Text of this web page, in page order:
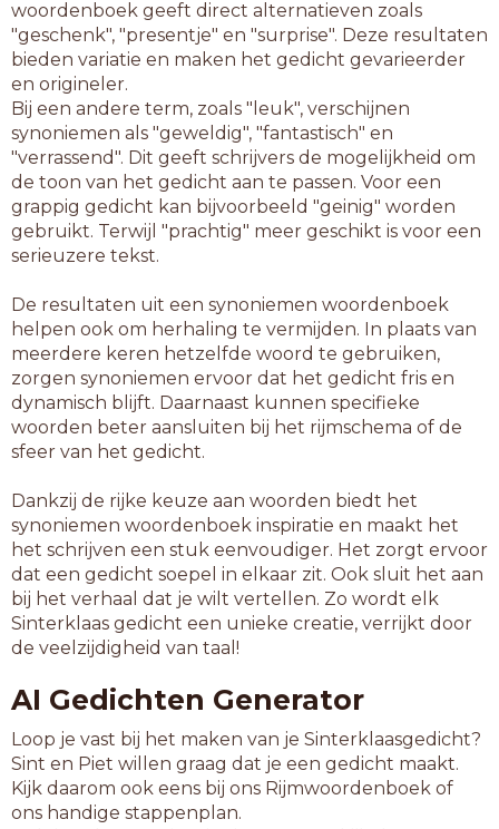
woordenboek geeft direct alternatieven zoals
"geschenk", "presentje" en "surprise". Deze resultaten
bieden variatie en maken het gedicht gevarieerder
en origineler.
Bij een andere term, zoals "leuk", verschijnen
synoniemen als "geweldig", "fantastisch" en
"verrassend". Dit geeft schrijvers de mogelijkheid om
de toon van het gedicht aan te passen. Voor een
grappig gedicht kan bijvoorbeeld "geinig" worden
gebruikt. Terwijl "prachtig" meer geschikt is voor een
serieuzere tekst.
De resultaten uit een synoniemen woordenboek
helpen ook om herhaling te vermijden. In plaats van
meerdere keren hetzelfde woord te gebruiken,
zorgen synoniemen ervoor dat het gedicht fris en
dynamisch blijft. Daarnaast kunnen specifieke
woorden beter aansluiten bij het rijmschema of de
sfeer van het gedicht.
Dankzij de rijke keuze aan woorden biedt het
synoniemen woordenboek inspiratie en maakt het
het schrijven een stuk eenvoudiger. Het zorgt ervoor
dat een gedicht soepel in elkaar zit. Ook sluit het aan
bij het verhaal dat je wilt vertellen. Zo wordt elk
Sinterklaas gedicht een unieke creatie, verrijkt door
de veelzijdigheid van taal!
AI Gedichten Generator
Loop je vast bij het maken van je Sinterklaasgedicht?
Sint en Piet willen graag dat je een gedicht maakt.
Kijk daarom ook eens bij ons Rijmwoordenboek of
ons handige stappenplan.